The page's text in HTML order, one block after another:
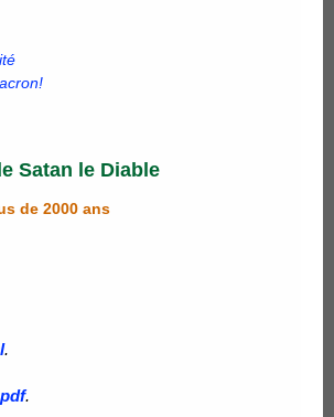
Satan le Diable
de 2000 ans
.
.